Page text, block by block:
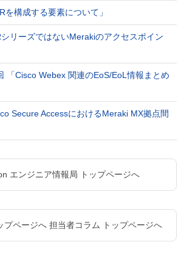
構成する要素について」
リーズではないMerakiのアクセスポイン
「Cisco Webex 関連のEoS/EoL情報まとめ
Secure AccessにおけるMeraki MX拠点間
エンジニア情報局 トップページへ
プページへ 担当者コラム トップページへ